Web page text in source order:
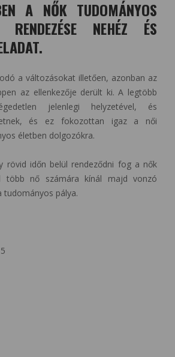
A NŐK TUDOMÁNYOS
RENDEZÉSE NEHÉZ ÉS
a változásokat illetően, azonban az
az ellenkezője derült ki. A legtöbb
jelenlegi helyzetével, és
és ez fokozottan igaz a női
életben dolgozókra.
rövid időn belül rendeződni fog a nők
több nő számára kínál majd vonzó
tudományos pálya.